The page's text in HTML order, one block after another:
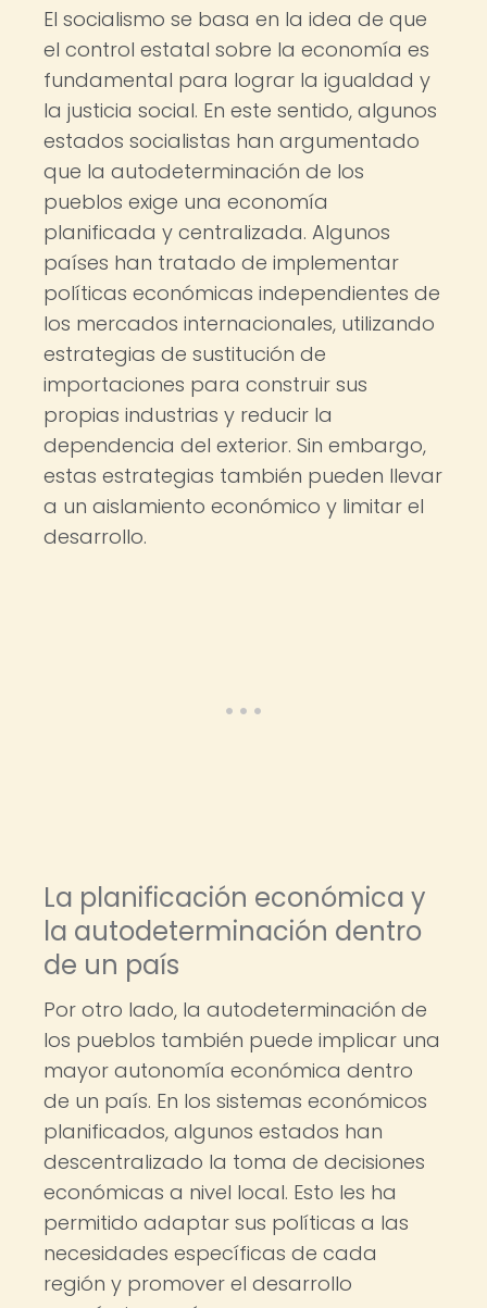
El socialismo se basa en la idea de que
el control estatal sobre la economía es
fundamental para lograr la igualdad y
la justicia social. En este sentido, algunos
estados socialistas han argumentado
que la autodeterminación de los
pueblos exige una economía
planificada y centralizada. Algunos
países han tratado de implementar
políticas económicas independientes de
los mercados internacionales, utilizando
estrategias de sustitución de
importaciones para construir sus
propias industrias y reducir la
dependencia del exterior. Sin embargo,
estas estrategias también pueden llevar
a un aislamiento económico y limitar el
desarrollo.
La planificación económica y
la autodeterminación dentro
de un país
Por otro lado, la autodeterminación de
los pueblos también puede implicar una
mayor autonomía económica dentro
de un país. En los sistemas económicos
planificados, algunos estados han
descentralizado la toma de decisiones
económicas a nivel local. Esto les ha
permitido adaptar sus políticas a las
necesidades específicas de cada
región y promover el desarrollo